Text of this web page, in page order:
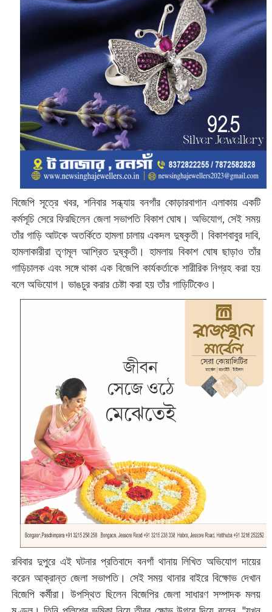
বিজেপি সূত্রে খবর, শনিবার সন্ধ্যায় বনগাঁর কোড়ারবাগান এলাকায় একটি
কর্মসূচি সেরে ফিরছিলেন জেলা সভাপতি বিকাশ ঘোষ। অভিযোগ, সেই সময়
তাঁর গাড়ি আটকে অতর্কিতে হামলা চালায় একদল দুষ্কৃতী। বিকাশবাবুর দাবি,
হামলাকারীরা তৃণমূল আশ্রিত দুষ্কৃতী। হামলায় বিকাশ ঘোষ ছাড়াও তাঁর
গাড়িচালক এবং সঙ্গে থাকা এক বিজেপি কার্যকর্তাকে শারীরিক নিগ্রহ করা হয়
বলে অভিযোগ। ভাঙচুর করার চেষ্টা করা হয় তাঁর গাড়িটিকেও।
রবিবার দুপুরে এই ঘটনার প্রতিবাদে বনগাঁ থানায় লিখিত অভিযোগ দায়ের
করেন আক্রান্ত জেলা সভাপতি। সেই সময় থানার বাইরে বিক্ষোভ দেখান
বিজেপি কর্মীরা। উপস্থিত ছিলেন বিজেপির জেলা সাধারণ সম্পাদক মলয়